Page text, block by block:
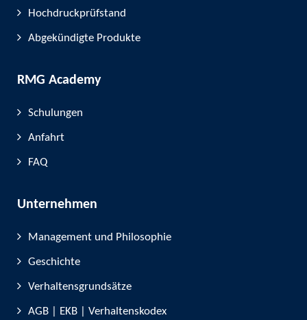
Hochdruckprüfstand
Abgekündigte Produkte
RMG Academy
Schulungen
Anfahrt
FAQ
Unternehmen
Management und Philosophie
Geschichte
Verhaltensgrundsätze
AGB | EKB | Verhaltenskodex